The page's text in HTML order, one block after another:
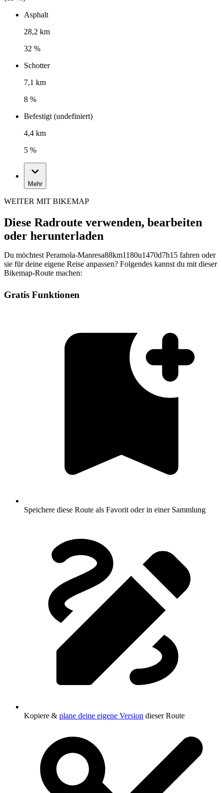
Asphalt
28,2 km
32 %
Schotter
7,1 km
8 %
Befestigt (undefiniert)
4,4 km
5 %
Mehr
WEITER MIT BIKEMAP
Diese Radroute verwenden, bearbeiten
oder herunterladen
Du möchtest Peramola-Manresa88km1180u1470d7h15 fahren oder
sie für deine eigene Reise anpassen? Folgendes kannst du mit dieser
Bikemap-Route machen:
Gratis Funktionen
Speichere diese Route als Favorit oder in einer Sammlung
Kopiere & plane deine eigene Version dieser Route